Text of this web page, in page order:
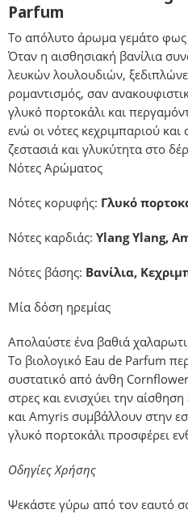
Parfum
Το απόλυτο άρωμα γεμάτο φως
Όταν η αισθησιακή βανίλια
λευκών λουλουδιών,
ρομαντισμός, σαν
γλυκό πορτοκάλι και
ενώ οι νότες κεχριμπαριού
ζεστασιά και γλυκύτητα στο
Νότες Αρώματος
Νότες κορυφής: Γλυκό
Νότες καρδιάς: Ylang Ylang,
Νότες βάσης: Βανίλια,
Μία δόση ηρεμίας
Απολαύστε ένα βαθιά
Το βιολογικό Eau de Parfum
συστατικό από άνθη
στρες και ενισχύει την
και Amyris συμβάλλουν στην
γλυκό πορτοκάλι προσφέρει
Οδηγίες Χρήσης
Ψεκάστε γύρω από τον εαυτό